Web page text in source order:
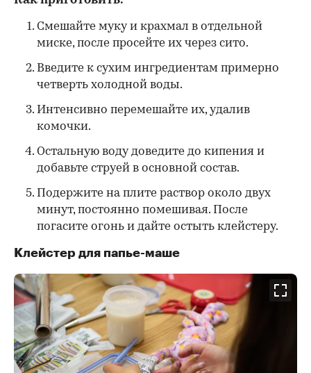
Смешайте муку и крахмал в отдельной
миске, после просейте их через сито.
Введите к сухим ингредиентам примерно
четверть холодной воды.
Интенсивно перемешайте их, удалив
комочки.
Остальную воду доведите до кипения и
добавьте струей в основной состав.
Подержите на плите раствор около двух
минут, постоянно помешивая. После
погасите огонь и дайте остыть клейстеру.
Клейстер для папье-маше